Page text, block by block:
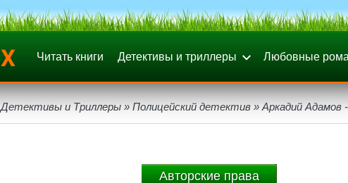
Читать книги Детективы и триллеры Любовные
Детективы и Триллеры » Полицейский детектив » Аркадий Адамов
Авторские права